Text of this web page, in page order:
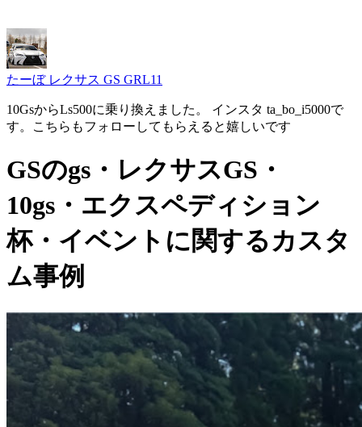
たーぼ レクサス GS GRL11
10GsからLs500に乗り換えました。 インスタ ta_bo_i5000で
す。こちらもフォローしてもらえると嬉しいです
GSのgs・レクサスGS・
10gs・エクスペディション
杯・イベントに関するカスタ
ム事例